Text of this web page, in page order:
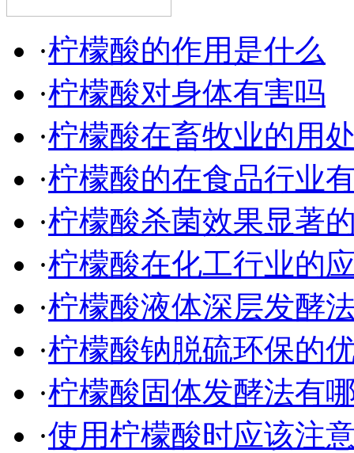
·柠檬酸的作用是什么
·柠檬酸对身体有害吗
·柠檬酸在畜牧业的用
·柠檬酸的在食品行业
·柠檬酸杀菌效果显著
·柠檬酸在化工行业的
·柠檬酸液体深层发酵
·柠檬酸钠脱硫环保的
·柠檬酸固体发酵法有
·使用柠檬酸时应该注